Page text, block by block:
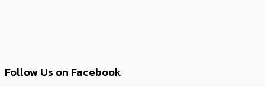
Follow Us on Facebook